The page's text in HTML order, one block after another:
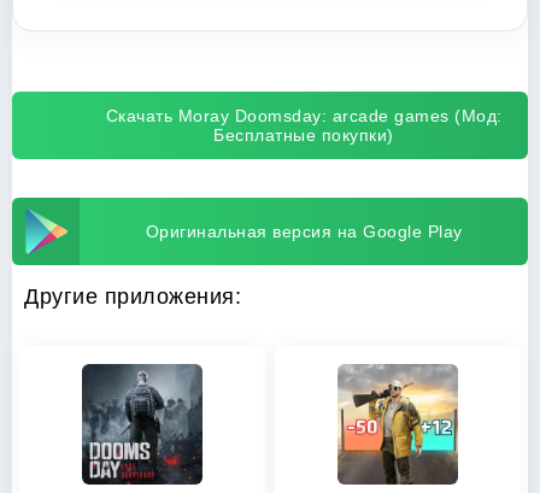
Скачать Moray Doomsday: arcade games (Мод:
Бесплатные покупки)
Оригинальная версия на Google Play
Другие приложения: